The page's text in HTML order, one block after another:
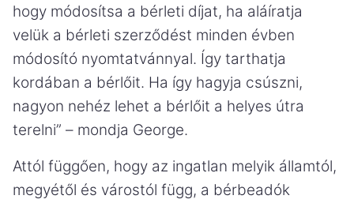
hogy módosítsa a bérleti díjat, ha aláíratja
velük a bérleti szerződést minden évben
módosító nyomtatvánnyal. Így tarthatja
kordában a bérlőit. Ha így hagyja csúszni,
nagyon nehéz lehet a bérlőit a helyes útra
terelni” – mondja George.
Attól függően, hogy az ingatlan melyik államtól,
megyétől és várostól függ, a bérbeadók